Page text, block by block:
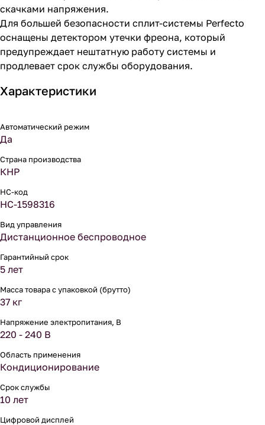
скачками напряжения.
Для большей безопасности сплит-системы Perfecto
оснащены детектором утечки фреона, который
предупреждает нештатную работу системы и
продлевает срок службы оборудования.
Характеристики
Автоматический режим
Да
Страна производства
КНР
НС-код
НС-1598316
Вид управления
Дистанционное беспроводное
Гарантийный срок
5 лет
Масса товара с упаковкой (брутто)
37 кг
Напряжение электропитания, В
220 - 240 В
Область применения
Кондиционирование
Срок службы
10 лет
Цифровой дисплей